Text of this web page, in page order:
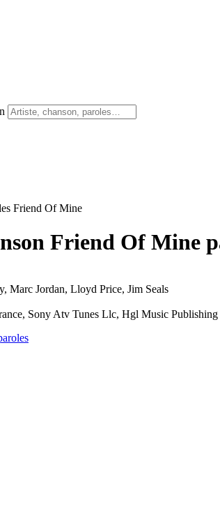
Friend Of Mine
Friend Of Mine
Marc Jordan, Lloyd Price, Jim Seals
Sony Atv Tunes Llc, Hgl Music